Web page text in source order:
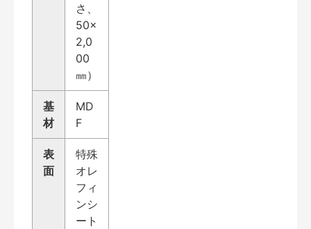
さ、
50×
2,0
00
㎜）
基
材
MD
F
表
面
特殊
オレ
フィ
ンシ
ート